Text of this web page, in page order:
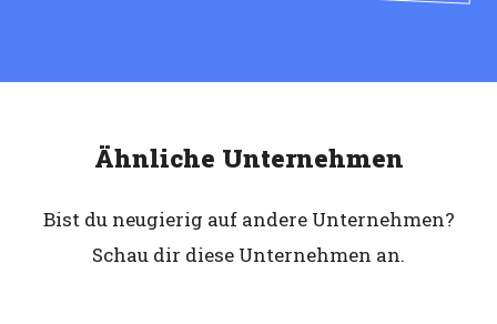
Ähnliche Unternehmen
Bist du neugierig auf andere Unternehmen?
Schau dir diese Unternehmen an.